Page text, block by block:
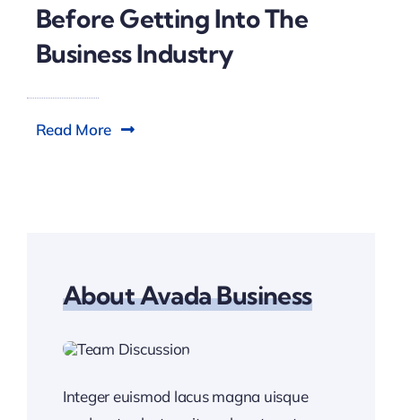
Before Getting Into The
Business Industry
Read More
About Avada Business
Integer euismod lacus magna uisque